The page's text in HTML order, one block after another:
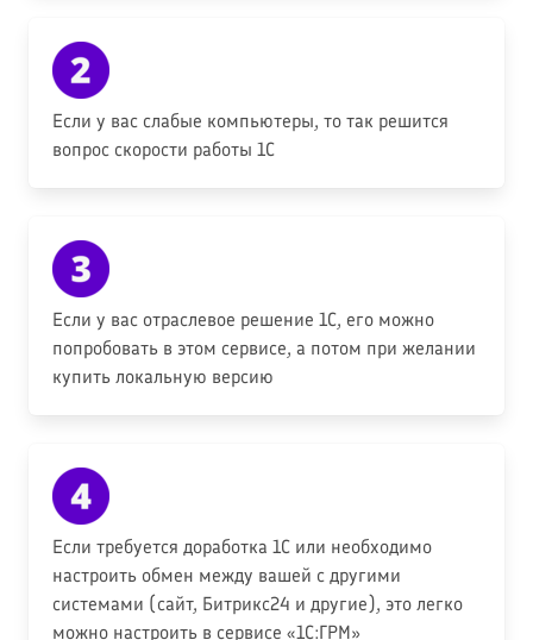
Если у вас слабые компьютеры, то так решится
вопрос скорости работы 1С
Если у вас отраслевое решение 1С, его можно
попробовать в этом сервисе, а потом при желании
купить локальную версию
Если требуется доработка 1С или необходимо
настроить обмен между вашей с другими
системами (сайт, Битрикс24 и другие), это легко
можно настроить в сервисе «1С:ГРМ»